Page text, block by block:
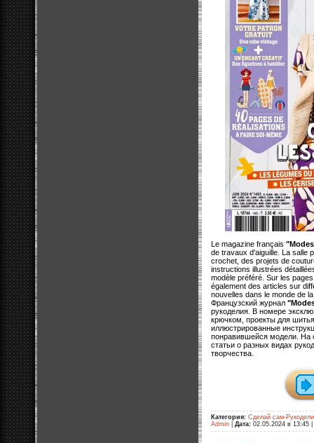
Le magazine français
de travaux d'aiguille. La salle
crochet, des projets de
instructions illustrées
modèle préféré. Sur les
également des articles sur
nouvelles dans le monde de
Французский журнал
рукоделия. В номере
крючком, проекты для
иллюстрированные
понравившейся модели. На
статьи о разных видах
творчества.
Категория: Сделай сам-
Admin
Дата: 02.05.2024 в 13:45